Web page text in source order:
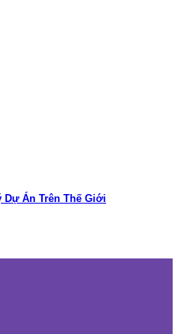
Dự Án Trên Thế Giới